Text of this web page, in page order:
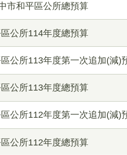
市和平區公所總預算
公所114年度總預算
公所113年度第一次追加(減)
公所113年度總預算
公所112年度第一次追加(減)
公所112年度總預算